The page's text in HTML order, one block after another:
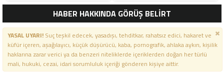
HABER HAKKINDA GÖRÜŞ BELİRT
YASAL UYARI!Suç teşkil edecek, yasadışı, tehditkar, rahatsız edici, hakaret ve
küfür içeren, aşağılayıcı, küçük düşürücü, kaba, pornografik, ahlaka aykırı, kişilik
haklarına zarar verici ya da benzeri niteliklerde içeriklerden doğan her türlü
mali, hukuki, cezai, idari sorumluluk içeriği gönderen kişiye aittir.